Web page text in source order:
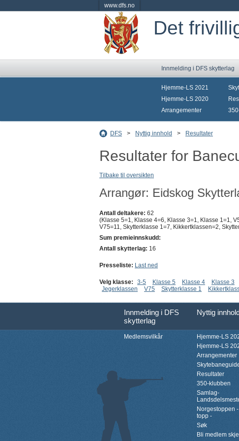
www.dfs.no
Det
Innmelding i DFS skytterlag
Hjemme-LS 2021
Hjemme-LS 2020
Arrangementer
DFS > Nyttig innhold > Resultater
Resultater for
Tilbake til oversikten
Arrangør: Eidskog
Antall deltakere: 62
(Klasse 5=1, Klasse 4=6, Klasse 3=1, Klasse 1=1,
V75=11, Skytterklasse 1=7, Kikkertklassen=2,
Sum premieinnskudd:
Antall skytterlag: 16
Presseliste: Last ned
Velg klasse: 3-5 Klasse 5 Klasse 4 Klasse 3
Jegerklassen
V75 Skytterklasse 1
Innmelding i DFS
skytterlag
Nyttig
Medlemsvilkår
Hjemme-LS
Hjemme-LS
Arrangementer
Resultater
350-klubben
Samlag-
Norgestoppen
topp -
Søk
Bli medlem